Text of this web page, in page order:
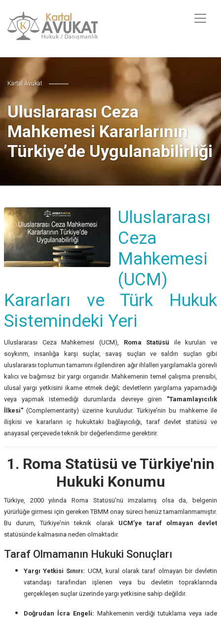
Kartal Avukat
Uluslararası Ceza
Mahkemesi Kararlarının
Türkiye’de Uygulanabilirliği
Uluslararası
Ceza
Mahkemesi
(UCM)
Kararları ve Türk Hukuk
Sistemindeki Yeri
Uluslararası Ceza Mahkemesi (UCM), Roma Statüsü ile kurulan ve
soykırım, insanlığa karşı suçlar, savaş suçları ve saldırı suçları gibi
uluslararası toplumun tamamını ilgilendiren ağır ihlalleri yargılamakla görevli
kalıcı ve bağımsız bir yargı organıdır. Mahkemenin temel çalışma prensibi,
ulusal yargı yetkisini ikame etmek değil; devletlerin yargılama yapamadığı
veya yapmak istemediği durumlarda devreye giren "Tamamlayıcılık
İlkesi" (Complementarity) üzerine kuruludur. Türkiye’nin bu mahkeme ile
ilişkisi ve kararların iç hukuktaki bağlayıcılığı, taraf devlet statüsü ve
anayasal çerçevede teknik bir değerlendirme gerektirir.
1. Roma Statüsü ve Türkiye'nin
Hukuki Konumu
Türkiye, 2000 yılında Roma Statüsü'nü imzalamış olsa da, belgenin
yürürlüğe girmesi için gereken TBMM onay süreci henüz tamamlanmamıştır.
Bu durum, Türkiye'nin teknik olarak UCM’ye taraf olmayan devlet
statüsünde kalmasına neden olmaktadır.
Taraf Olmamanın Hukuki Sonuçları
Yargı Yetkisi Sınırı: UCM, kural olarak taraf olmayan bir devletin
vatandaşı tarafından işlenen veya bu devletin topraklarında
gerçekleşen suçlar üzerinde yargı yetkisine sahip değildir.
Doğrudan İcra Engeli: Mahkemenin verdiği tutuklama veya iade